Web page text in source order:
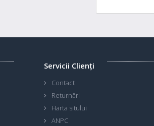
Servicii Clienţi
Contact
Returnări
Harta sitului
ANPC